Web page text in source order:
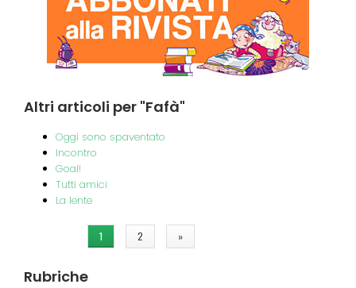
Altri articoli per "Fafà"
Oggi sono spaventato
Incontro
Goal!
Tutti amici
La lente
Pagine 1 2 »
Rubriche